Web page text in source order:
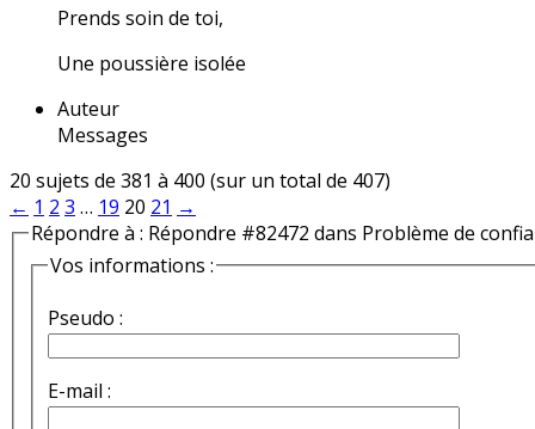
Prends soin de toi,
Une poussière isolée
Auteur
Messages
20 sujets de 381 à 400 (sur un total de 407)
← 1 2 3 … 19 20 21 →
Répondre à : Répondre #82472 dans Problème de
Vos informations :
Pseudo :
E-mail :